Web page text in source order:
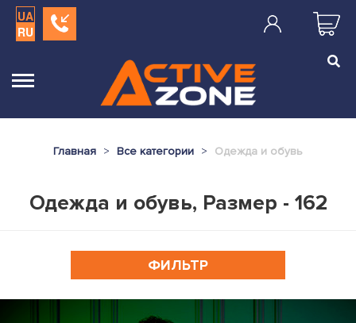
UA
RU
Главная Все категории Одежда и обувь
Одежда и обувь, Размер - 162
ФИЛЬТР